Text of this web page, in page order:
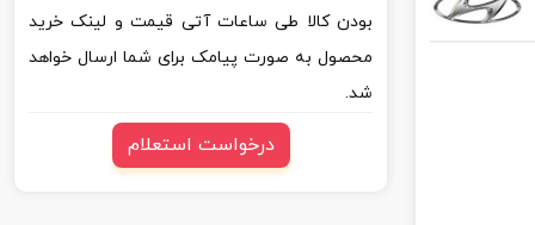
بودن کالا طی ساعات آتی قیمت و لینک خرید
محصول به صورت پیامک برای شما ارسال خواهد
شد.
درخواست استعلام